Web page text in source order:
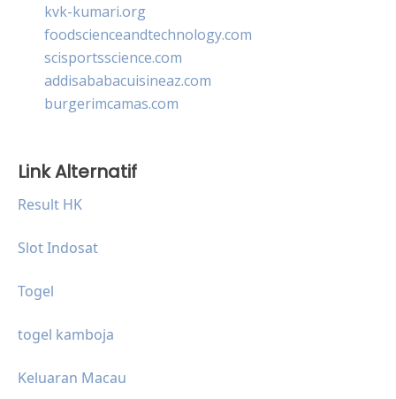
kvk-kumari.org
foodscienceandtechnology.com
scisportsscience.com
addisababacuisineaz.com
burgerimcamas.com
Link Alternatif
Result HK
Slot Indosat
Togel
togel kamboja
Keluaran Macau